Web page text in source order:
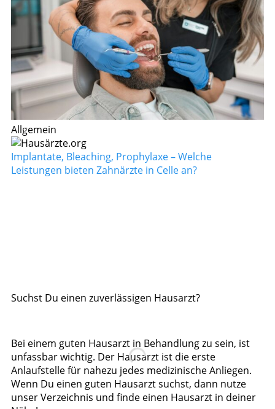
Allgemein
Implantate, Bleaching, Prophylaxe – Welche
Leistungen bieten Zahnärzte in Celle an?
Suchst Du einen zuverlässigen Hausarzt?
Bei einem guten Hausarzt in Behandlung zu sein, ist
unfassbar wichtig. Der Hausarzt ist die erste
Anlaufstelle für nahezu jedes medizinische Anliegen.
Wenn Du einen guten Hausarzt suchst, dann nutze
unser Verzeichnis und finde einen Hausarzt in deiner